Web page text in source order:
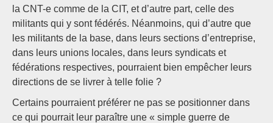
la CNT-e comme de la CIT, et d’autre part, celle des
militants qui y sont fédérés. Néanmoins, qui d’autre que
les militants de la base, dans leurs sections d’entreprise,
dans leurs unions locales, dans leurs syndicats et
fédérations respectives, pourraient bien empêcher leurs
directions de se livrer à telle folie ?
Certains pourraient préférer ne pas se positionner dans
ce qui pourrait leur paraître une « simple guerre de